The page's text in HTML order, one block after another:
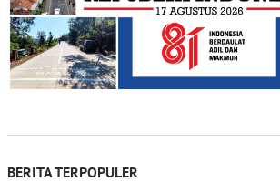
BERITA TERPOPULER